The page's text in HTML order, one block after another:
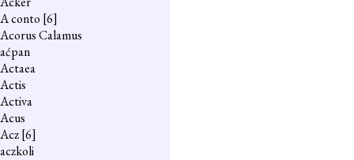
A conto [6]
Acorus Calamus
aćpan
Actaea
Actis
Activa
Acus
Acz[6]
aczkoli